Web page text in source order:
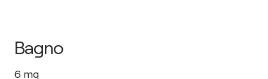
Bagno
6 mq